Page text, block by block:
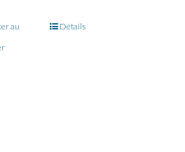
au
Détails